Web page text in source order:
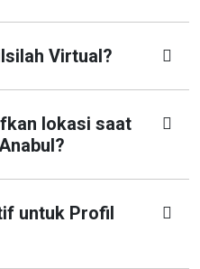
Virtual?
lokasi saat
untuk Profil